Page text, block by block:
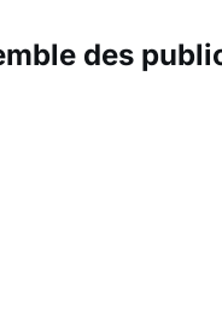
des